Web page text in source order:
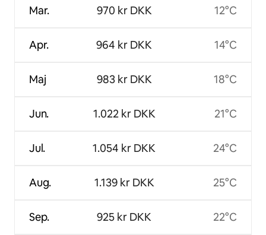
Mar.
Apr.
Maj
Jun.
Jul.
Aug.
Sep.
970 kr DKK
964 kr DKK
983 kr DKK
1.022 kr DKK
1.054 kr DKK
1.139 kr DKK
925 kr DKK
12°C
14°C
18°C
21°C
24°C
25°C
22°C